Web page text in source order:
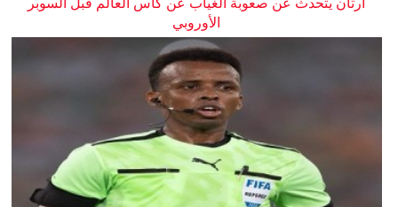
أرتان يتحدث عن صعوبة الغياب عن كأس العالم قبل السوبر
الأوروبي